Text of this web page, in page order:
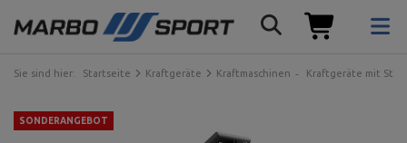
Sie sind hier: Startseite Kraftgeräte Kraftmaschinen Kraftgeräte mit
SONDERANGEBOT